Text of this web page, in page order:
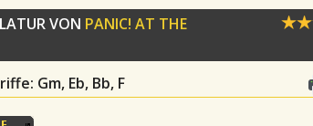
VON PANIC! AT THE
: Gm, Eb, Bb, F